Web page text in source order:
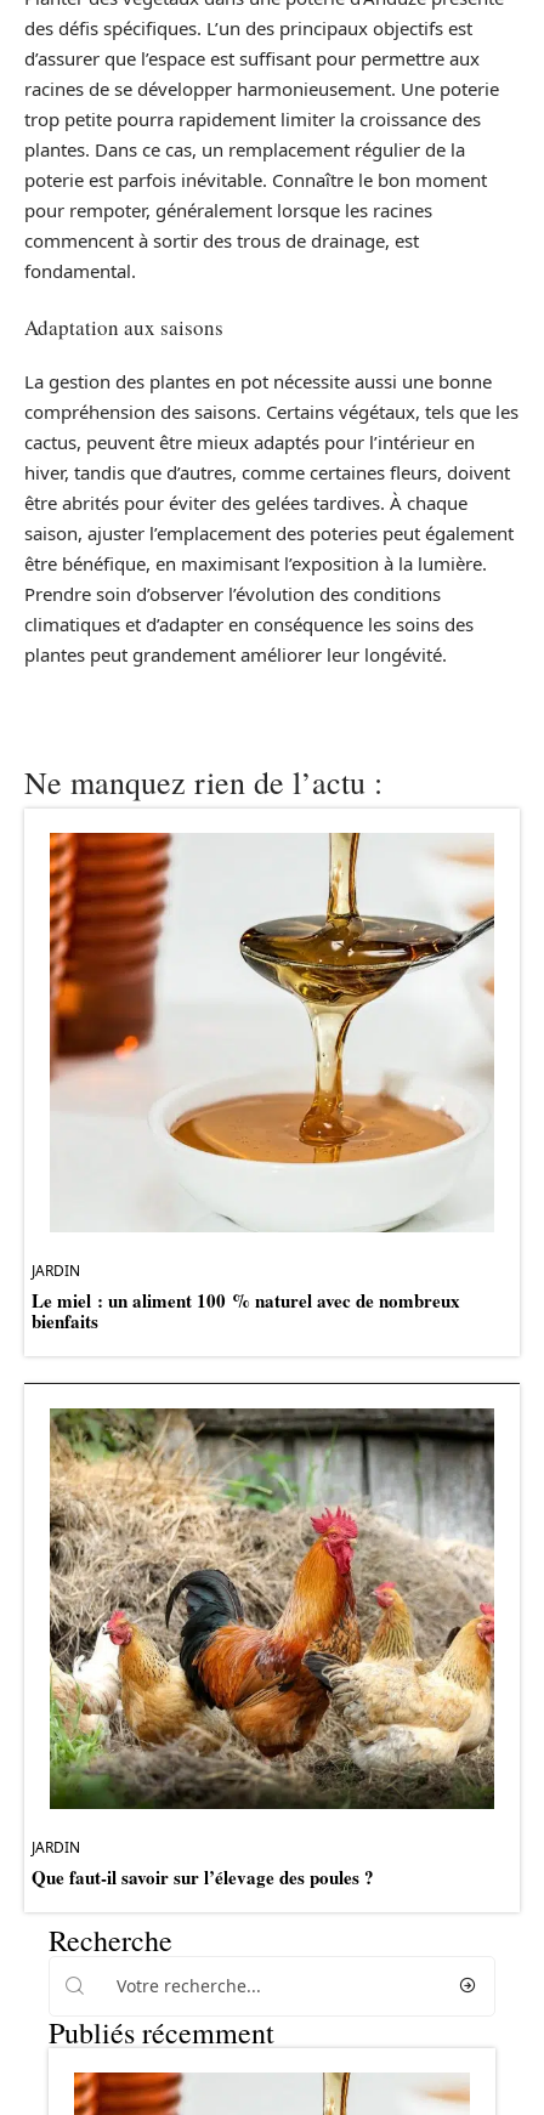
des défis spécifiques. L’un des principaux objectifs est
d’assurer que l’espace est suffisant pour permettre aux
racines de se développer harmonieusement. Une poterie
trop petite pourra rapidement limiter la croissance des
plantes. Dans ce cas, un remplacement régulier de la
poterie est parfois inévitable. Connaître le bon moment
pour rempoter, généralement lorsque les racines
commencent à sortir des trous de drainage, est
fondamental.
Adaptation aux saisons
La gestion des plantes en pot nécessite aussi une bonne
compréhension des saisons. Certains végétaux, tels que les
cactus, peuvent être mieux adaptés pour l’intérieur en
hiver, tandis que d’autres, comme certaines fleurs, doivent
être abrités pour éviter des gelées tardives. À chaque
saison, ajuster l’emplacement des poteries peut également
être bénéfique, en maximisant l’exposition à la lumière.
Prendre soin d’observer l’évolution des conditions
climatiques et d’adapter en conséquence les soins des
plantes peut grandement améliorer leur longévité.
Ne manquez rien de l’actu :
JARDIN
Le miel : un aliment 100 % naturel avec de nombreux
bienfaits
JARDIN
Que faut-il savoir sur l’élevage des poules ?
Recherche
Publiés récemment